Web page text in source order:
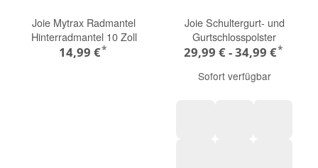
Joie Mytrax Radmantel
Hinterradmantel 10 Zoll
14,99 €*
Joie Schultergurt- und
Gurtschlosspolster
29,99 € -34,99 €*
Sofort verfügbar